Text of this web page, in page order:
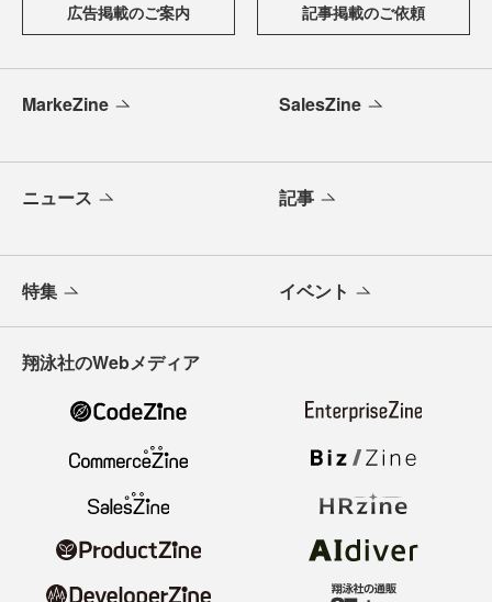
広告掲載のご案内 記事掲載のご依頼
MarkeZine SalesZine
ニュース 記事
特集 イベント
翔泳社のWebメディア